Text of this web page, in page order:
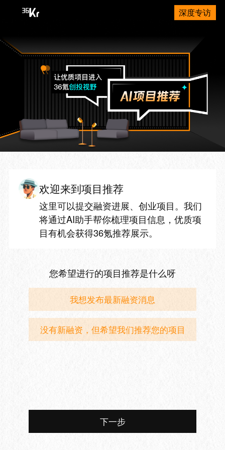
深度专访
欢迎来到项目推荐
这里可以提交融资进展、创业项目。我们
将通过AI助手帮你梳理项目信息，优质项
目有机会获得36氪推荐展示。
您希望进行的项目推荐是什么呀
我想发布最新融资消息
没有新融资，但希望我们推荐您的项目
下一步